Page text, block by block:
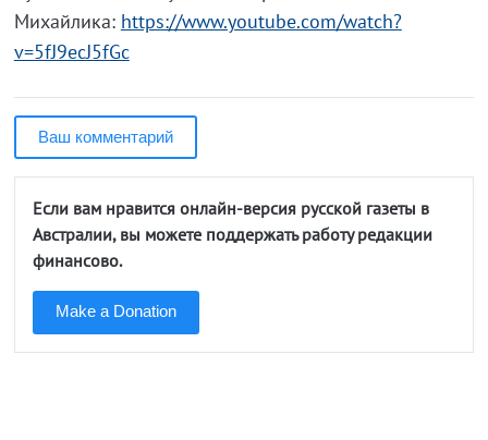
Михайлика: https://www.youtube.com/watch?
v=5fJ9ecJ5fGc
Ваш комментарий
Если вам нравится онлайн-версия русской газеты в
Австралии, вы можете поддержать работу редакции
финансово.
Make a Donation